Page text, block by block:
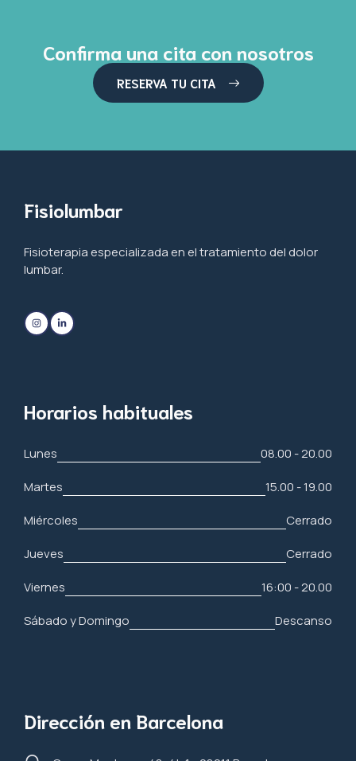
Confirma una cita con nosotros
RESERVA TU CITA
Fisiolumbar
Fisioterapia especializada en el tratamiento del dolor
lumbar.
Horarios habituales
Lunes
08.00 - 20.00
Martes
15.00 - 19.00
Miércoles
Cerrado
Jueves
Cerrado
Viernes
16:00 - 20.00
Sábado y Domingo
Descanso
Dirección en Barcelona